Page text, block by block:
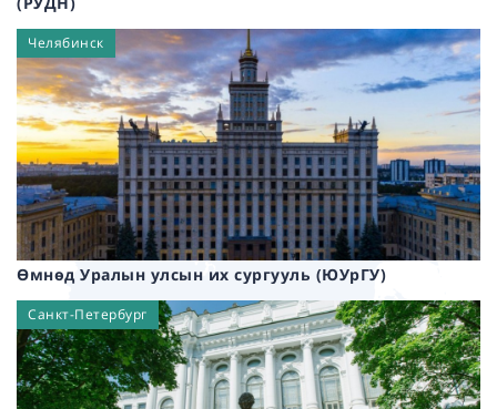
Өмнөд Уралын улсын их сургууль (ЮУрГУ)
Челябинск
Санкт-Петербург